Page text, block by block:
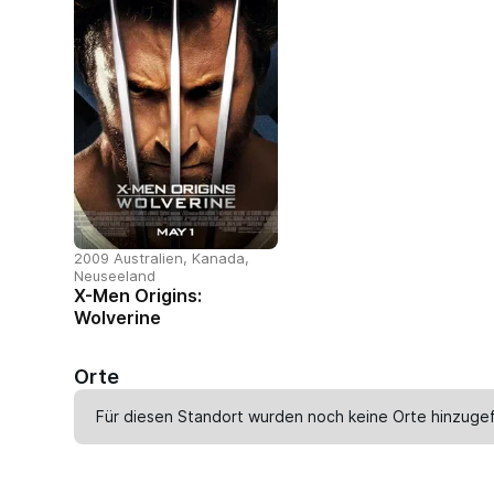
2009 Australien, Kanada,
Neuseeland
X-Men Origins:
Wolverine
Orte
Für diesen Standort wurden noch keine Orte